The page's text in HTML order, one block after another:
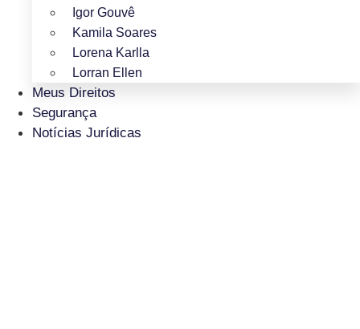
Igor Gouvê
Kamila Soares
Lorena Karlla
Lorran Ellen
Meus Direitos
Segurança
Notícias Jurídicas